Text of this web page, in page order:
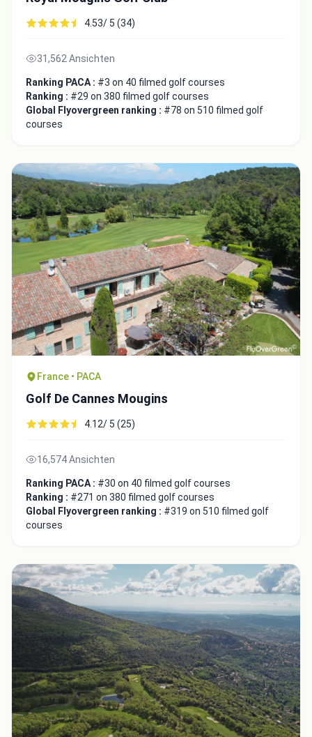
4.53/ 5 (34)
31,562 Ansichten
Ranking PACA : #3 on 40 filmed golf courses
Ranking : #29 on 380 filmed golf courses
Global Flyovergreen ranking : #78 on 510 filmed golf
courses
France • PACA
Golf De Cannes Mougins
4.12/ 5 (25)
16,574 Ansichten
Ranking PACA : #30 on 40 filmed golf courses
Ranking : #271 on 380 filmed golf courses
Global Flyovergreen ranking : #319 on 510 filmed golf
courses
Integrate video
Video choice:
Copy to Clipboard